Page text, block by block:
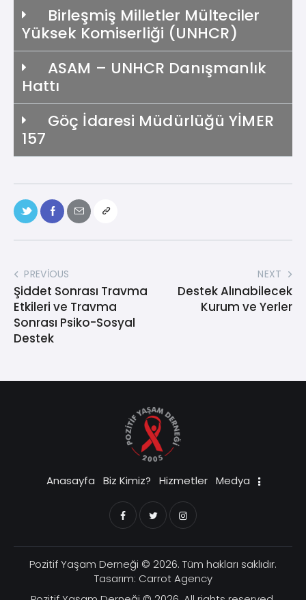
Birleşmiş Milletler Mülteciler
Yüksek Komiserliği (UNHCR)
ASAM – UNHCR Danışmanlık
Hattı
Göç İdaresi Müdürlüğü YİMER
157
PREVIOUS
Şiddet Sonrası Travma
Etkileri ve Travma
Sonrası Psiko-Sosyal
Destek
NEXT
Destek Alınabilecek
Kurum ve Yerler
Anasayfa Biz Kimiz? Hizmetler Medya
Pozitif Yaşam Derneği © 2026. Tüm hakları saklıdır.
Tasarım: Carrot Agency